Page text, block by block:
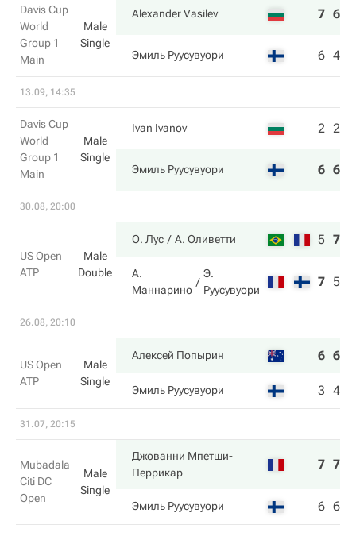
Davis Cup
World
Group 1
Main
Male
Single
Alexander Vasilev 7 6
Эмиль Руусувуори 6 4
13.09, 14:35
Davis Cup
World
Group 1
Main
Male
Single
Ivan Ivanov 2 2
Эмиль Руусувуори 6 6
30.08, 20:00
US Open
ATP
Male
Double
О. Лус А. Оливетти 5 7
А.
Маннарино
Э.
Руусувуори
7 5
26.08, 20:10
US Open
ATP
Male
Single
Алексей Попырин 6 6
Эмиль Руусувуори 3 4
31.07, 20:15
Mubadala
Citi DC
Open
Male
Single
Джованни Мпетши-
Перрикар
7 7
Эмиль Руусувуори 6 6